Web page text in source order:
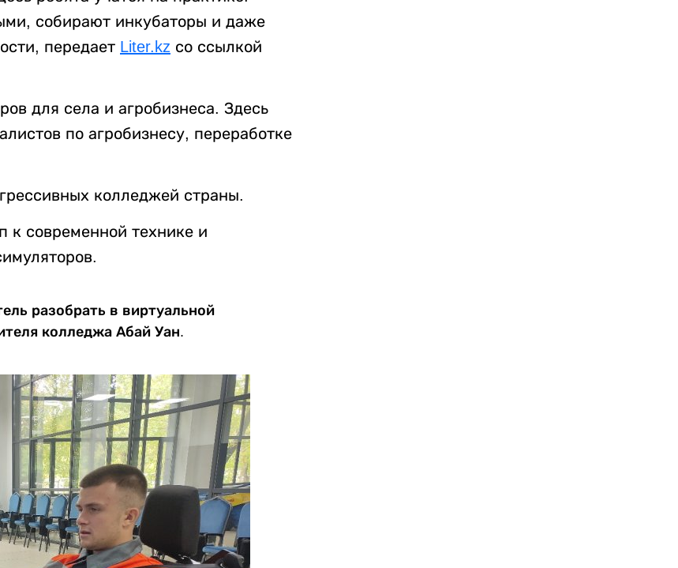
собирают инкубаторы и даже
передает Liter.kz со ссылкой
для села и агробизнеса. Здесь
по агробизнесу, переработке
колледжей страны.
к современной технике и
разобрать в виртуальной
колледжа Абай Уан.